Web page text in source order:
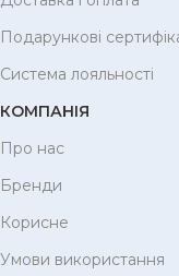
Подарункові
Система лояльності
КОМПАНІЯ
Про нас
Бренди
Корисне
Умови використання